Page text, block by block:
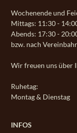
Wochenende und
Mittags: 11:30 -
Abends: 17:30 -
bzw. nach
Wir freuen uns über
Ruhetag:
Montag & Dienstag
INFOS